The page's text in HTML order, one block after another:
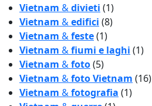
Vietnam &divieti (1)
Vietnam &edifici (8)
Vietnam &feste(1)
Vietnam &fiumi e laghi (1)
Vietnam &foto(5)
Vietnam &foto Vietnam (16)
Vietnam &fotografia (1)